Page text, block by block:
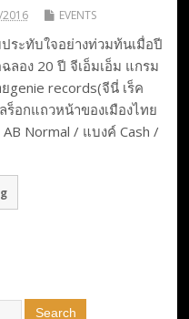
EVENTS
ระทับใจอย่างท่วมท้นเมื่อปี
ลอง 20 ปี จีเอ็มเอ็ม แกรม
genie records(จีนี่ เร็ค
อกแถวหน้าของเมืองไทย
Normal / แบงค์ Cash /